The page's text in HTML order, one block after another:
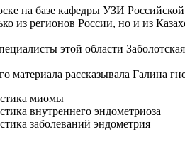
на базе кафедры УЗИ
из регионов России, но и из
этой области
материала рассказывала
миомы
внутреннего эндометриоза
заболеваний эндометрия